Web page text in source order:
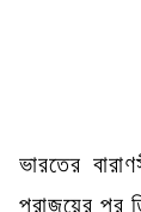
ভারতের
পরাজয়ের পর